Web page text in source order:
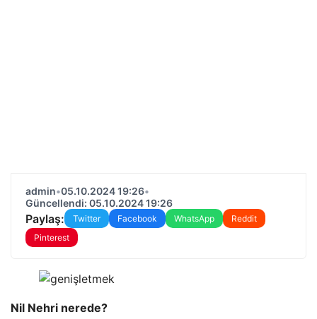
admin•05.10.2024 19:26•
Güncellendi: 05.10.2024 19:26
Paylaş: Twitter Facebook WhatsApp
Reddit
Pinterest
Nil Nehri nerede?